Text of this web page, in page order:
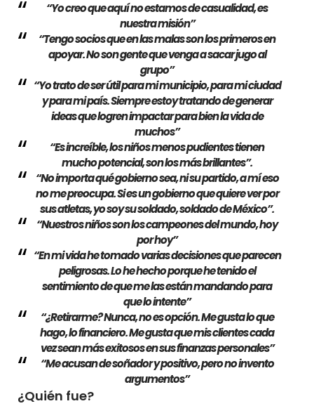
“Yo creo que aquí no estamos de casualidad, es
nuestra misión”
“Tengo socios que en las malas son los primeros en
apoyar. No son gente que venga a sacar jugo al
grupo”
“Yo trato de ser útil para mi municipio, para mi ciudad
y para mi país. Siempre estoy tratando de generar
ideas que logren impactar para bien la vida de
muchos”
“Es increíble, los niños menos pudientes tienen
mucho potencial, son los más brillantes”.
“No importa qué gobierno sea, ni su partido, a mí eso
no me preocupa.Si es un gobierno que quiere ver por
sus atletas, yo soy su soldado, soldado de México”.
“Nuestros niños son los campeones del mundo, hoy
por hoy”
“En mi vida he tomado varias decisiones que parecen
peligrosas. Lo he hecho porque he tenido el
sentimiento de que me las están mandando para
que lo intente”
“¿Retirarme? Nunca, no es opción. Me gusta lo que
hago, lo financiero. Me gusta que mis clientes cada
vez sean más exitosos en sus finanzas personales”
“Me acusan de soñador y positivo, pero no invento
argumentos”
¿Quién fue?